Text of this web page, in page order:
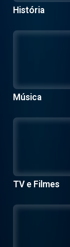
História
Música
TV e Filmes